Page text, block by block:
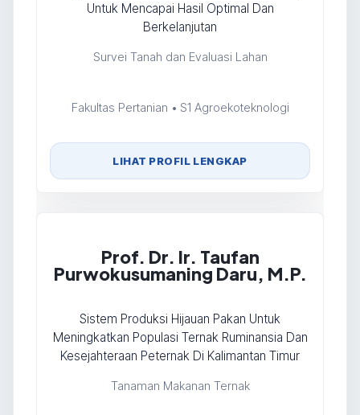
Untuk Mencapai Hasil Optimal Dan
Berkelanjutan
Survei Tanah dan Evaluasi Lahan
Fakultas Pertanian • S1 Agroekoteknologi
LIHAT PROFIL LENGKAP
Prof. Dr. Ir. Taufan
Purwokusumaning Daru, M.P.
Sistem Produksi Hijauan Pakan Untuk
Meningkatkan Populasi Ternak Ruminansia Dan
Kesejahteraan Peternak Di Kalimantan Timur
Tanaman Makanan Ternak